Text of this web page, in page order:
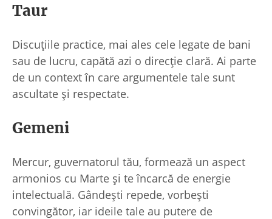
Taur
Discuțiile practice, mai ales cele legate de bani
sau de lucru, capătă azi o direcție clară. Ai parte
de un context în care argumentele tale sunt
ascultate și respectate.
Gemeni
Mercur, guvernatorul tău, formează un aspect
armonios cu Marte și te încarcă de energie
intelectuală. Gândești repede, vorbești
convingător, iar ideile tale au putere de